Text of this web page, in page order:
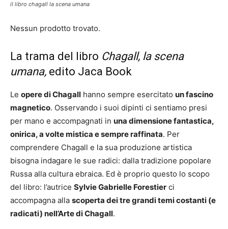
il libro chagall la scena umana
Nessun prodotto trovato.
La trama del libro Chagall, la scena
umana, edito Jaca Book
Le opere di Chagall hanno sempre esercitato un fascino
magnetico. Osservando i suoi dipinti ci sentiamo presi
per mano e accompagnati in una dimensione fantastica,
onirica, a volte mistica e sempre raffinata. Per
comprendere Chagall e la sua produzione artistica
bisogna indagare le sue radici: dalla tradizione popolare
Russa alla cultura ebraica. Ed è proprio questo lo scopo
del libro: l’autrice Sylvie Gabrielle Forestier ci
accompagna alla scoperta dei tre grandi temi costanti (e
radicati) nell’Arte di Chagall.